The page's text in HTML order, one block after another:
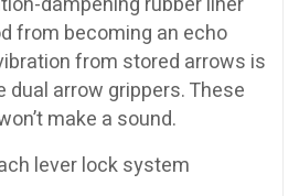
from becoming an echo
from stored arrows is
dual arrow grippers. These
make a sound.
lever lock system